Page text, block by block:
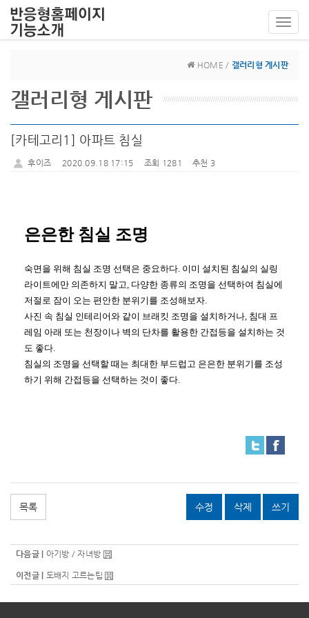
HOME / 갤러리형 게시판
갤러리형 게시판
[카테고리1] 아파트 침실
후이즈 2020.09.18 17:15 조회 1281 추천 3
은은한 침실 조명
숙면을 위해 침실 조명 선택은 중요하다. 이미 설치된 침실의 실링
라이트에만 의존하지 말고, 다양한 종류의 조명을 선택하여 침실에
저절로 잠이 오는 편안한 분위기를 조성해보자.
사진 속 침실 인테리어와 같이 브래킷 조명을 설치하거나, 침대 프
레임 아래 또는 천장이나 벽의 단차를 활용한 간접등을 설치하는 것
도 좋다.
침실의 조명을 선택할 때는 최대한 부드럽고 은은한 분위기를 조성
하기 위해 간접등을 선택하는 것이 좋다.
목록 수정 삭제 쓰기
다음글 | 아기방 / 자녀방
이전글 | 도배지 고르는팁